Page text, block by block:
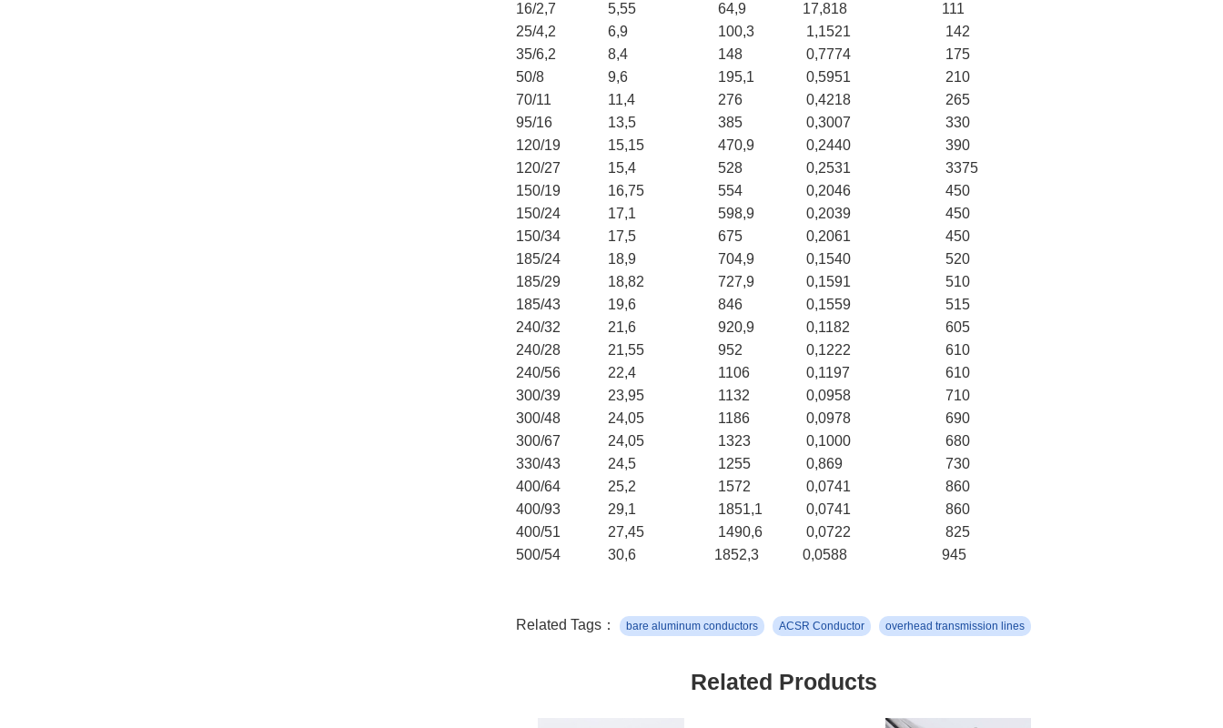
16/2,7
5,55 64,9 17,818
111
25/4,2
6,9 100,3 1,1521
142
35/6,2
8,4 148 0,7774
175
50/8
9,6 195,1 0,5951
210
70/11
11,4 276 0,4218
265
95/16
13,5 385 0,3007
330
120/19
15,15 470,9 0,2440
390
120/27
15,4 528 0,2531
3375
150/19
16,75 554 0,2046
450
150/24
17,1 598,9 0,2039
450
150/34
17,5 675 0,2061
450
185/24
18,9 704,9 0,1540
520
185/29
18,82 727,9 0,1591
510
185/43
19,6 846 0,1559
515
240/32
21,6 920,9 0,1182
605
240/28
21,55 952 0,1222
610
240/56
22,4 1106 0,1197
610
300/39
23,95 1132 0,0958
710
300/48
24,05 1186 0,0978
690
300/67
24,05 1323 0,1000
680
330/43
24,5 1255 0,869
730
400/64
25,2 1572 0,0741
860
400/93
29,1 1851,1 0,0741
860
400/51
27,45 1490,6 0,0722
825
500/54
30,6 1852,3 0,0588 945
Related Tags： bare aluminum conductors ACSR Conductor overhead transmission lines
Related Products